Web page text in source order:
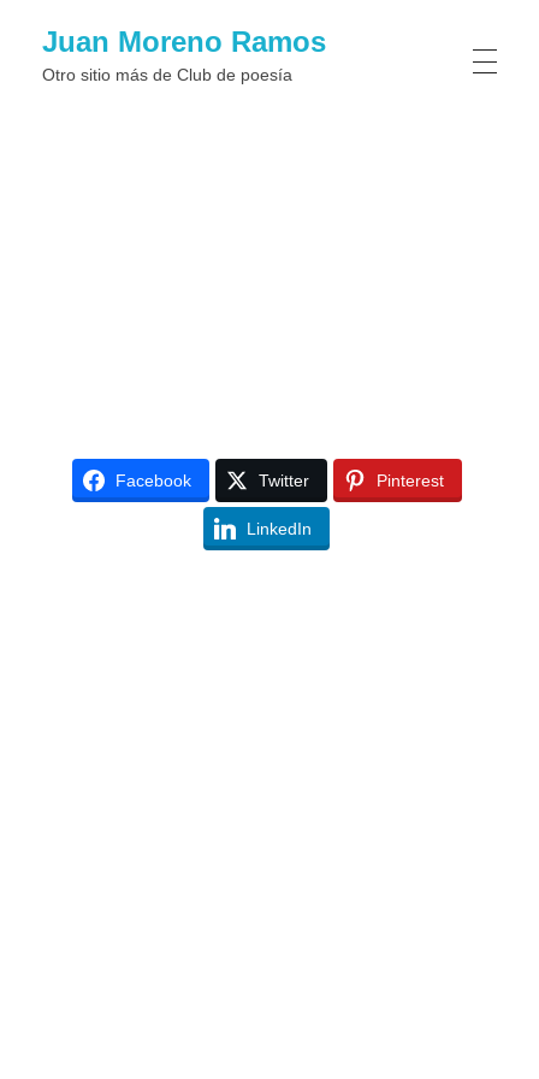
Juan Moreno Ramos
Otro sitio más de Club de poesí­a
Facebook Twitter Pinterest
LinkedIn